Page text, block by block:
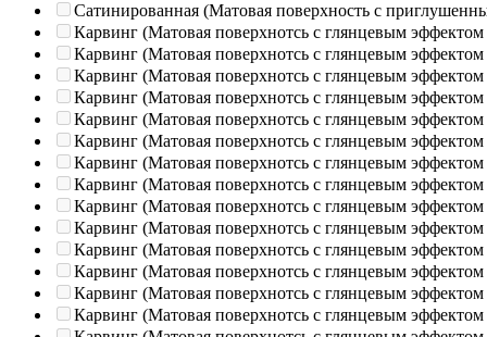
Сатинированная (Матовая поверхность с
Карвинг (Матовая поверхнотсь с глянцевым эффектом
Карвинг (Матовая поверхнотсь с глянцевым эффектом
Карвинг (Матовая поверхнотсь с глянцевым эффектом
Карвинг (Матовая поверхнотсь с глянцевым эффектом
Карвинг (Матовая поверхнотсь с глянцевым эффектом
Карвинг (Матовая поверхнотсь с глянцевым эффектом
Карвинг (Матовая поверхнотсь с глянцевым эффектом
Карвинг (Матовая поверхнотсь с глянцевым эффектом
Карвинг (Матовая поверхнотсь с глянцевым эффектом
Карвинг (Матовая поверхнотсь с глянцевым эффектом
Карвинг (Матовая поверхнотсь с глянцевым эффектом
Карвинг (Матовая поверхнотсь с глянцевым эффектом
Карвинг (Матовая поверхнотсь с глянцевым эффектом
Карвинг (Матовая поверхнотсь с глянцевым эффектом